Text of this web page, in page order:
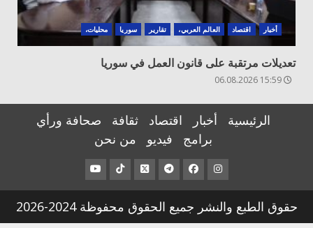
أخبار اقتصاد العالم العربي، تقارير سوريا محليات،
تعديلات مرتقبة على قانون العمل في سوريا
الرئيسية أخبار اقتصاد ثقافة
صحافة ورأي
برامج
فيديو من نحن
عنصر
القائمة
عنصر
القائمة
عنصر
القائمة
عنصر
القائمة
عنصر
القائمة
عنصر
القائمة
حقوق الطبع والنشر جميع الحقوق محفوظة 2024-2026